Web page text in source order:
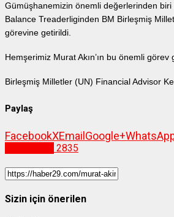
Gümüşhanemizin önemli değerlerinden biri
Balance Treaderliginden BM Birleşmiş
görevine getirildi.
Hemşerimiz Murat Akın’ın bu önemli
Birleşmiş Milletler (UN) Financial Advisor
Paylaş
FacebookXEmail Google+
2835
Sizin için önerilen